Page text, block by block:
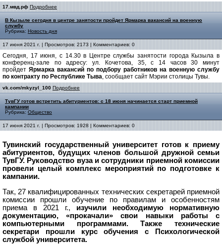
17.мвд.рф Подробнее
В Кызыле сегодня в центре занятости пройдет Ярмарка вакансий на военную
службу
Рубрика: Новость дня
17 июня 2021 г. | Просмотров: 2173 | Комментариев: 0
Сегодня, 17 июня, с 14.30 в Центре службы занятости города Кызыла в
конференц-зале по адресу: ул. Кочетова, 35, с 14 часов 30 минут
пройдет Ярмарка вакансий по подбору работников на военную службу
по контракту по Республике Тыва, сообщает сайт Мэрии столицы Тувы.
vk.com/mkyzyl_100 Подробнее
ТувГУ готов встретить абитуриентов: с 18 июня начинается старт приемной
кампании
Рубрика: Общество
17 июня 2021 г. | Просмотров: 1928 | Комментариев: 0
Тувинский государственный университет готов к приему
абитуриентов, будущих членов большой дружной семьи
ТувГУ. Руководство вуза и сотрудники приемной комиссии
провели целый комплекс мероприятий по подготовке к
кампании.
Так, 27 квалифицированных технических секретарей приемной
комиссии прошли обучение по правилам и особенностям
приема в 2021 г., изучили необходимую нормативную
документацию, «прокачали» свои навыки работы с
компьютерными программами. Также технические
секретари прошли курс обучения с Психологической
службой университета.